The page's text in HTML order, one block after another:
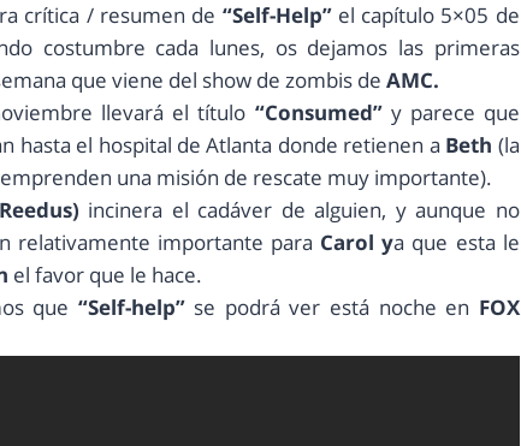
crítica / resumen de “Self-Help”el capítulo 5×05 de
costumbre cada lunes, os dejamos las primeras
que viene del show de zombis de AMC.
llevará el título “Consumed”y parece que
hasta el hospital de Atlanta donde retienen a Beth (la
una misión de rescate muy importante).
incinera el cadáver de alguien, y aunque no
relativamente importante para Carol ya que esta le
el favor que le hace.
que “Self-help”se podrá ver está noche en FOX